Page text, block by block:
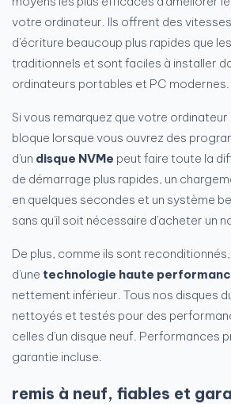
votre ordinateur. Ils offrent des
d'écriture beaucoup plus rapides que
traditionnels et sont faciles à installer
ordinateurs portables et PC modernes.
Si vous remarquez que votre ordinateur
bloque lorsque vous ouvrez des
d'un disque NVMe peut faire toute la
de démarrage plus rapides, un
en quelques secondes et un système
sans qu'il soit nécessaire d'acheter un
De plus, comme ils sont
d'une technologie haute
nettement inférieur. Tous nos disques
nettoyés et testés pour des
celles d'un disque neuf. Performances
garantie incluse.
remis à neuf, fiables et